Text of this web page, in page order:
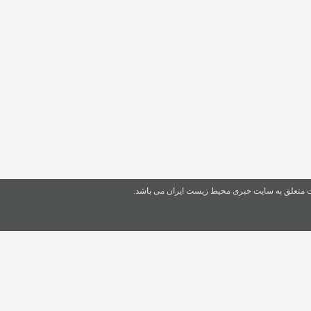
متعلق به سایت خبری محیط زیست ایران می باشد.